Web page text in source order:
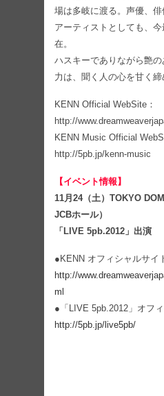
場は多岐に渡る。声優、
アーティストとしても、
在。
ハスキーでありながら艶
力は、聞く人の心を甘く締
KENN Official WebSite：
http://
KENN Music Official
http://5pb.jp/kenn-music
【イベント情報】
11月24（土）TOKYO
JCBホール）
「LIVE 5pb.2012」出演
●KENN オフィシャルサイ
http://
ml
●「LIVE 5pb.2012」オフ
http://5pb.jp/live5pb/